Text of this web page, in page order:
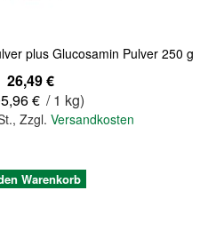
plus Glucosamin Pulver 250 g
26,49 €
€ / 1 kg)
,Zzgl.Versandkosten
Warenkorb